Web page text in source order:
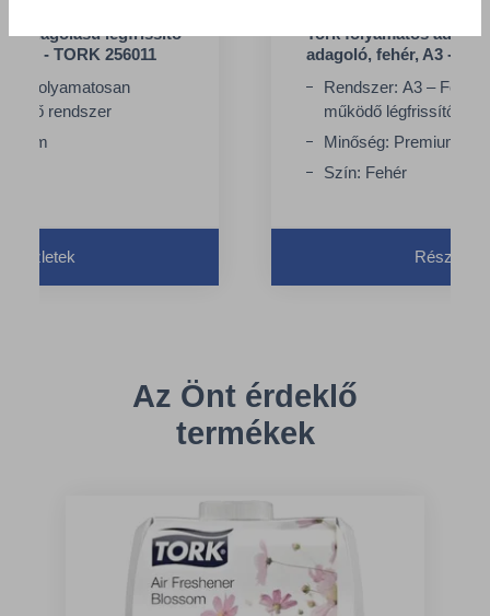
adagolású légfrissítő
A3 - TORK 256011
– Folyamatosan
rendszer
Részletek
Tork folyamatos
adagoló, fehér, A3 -
Rendszer: A3 –
működő légfrissítő
Minőség: Premium
Szín: Fehér
Részletek
Az Önt érdeklő
termékek